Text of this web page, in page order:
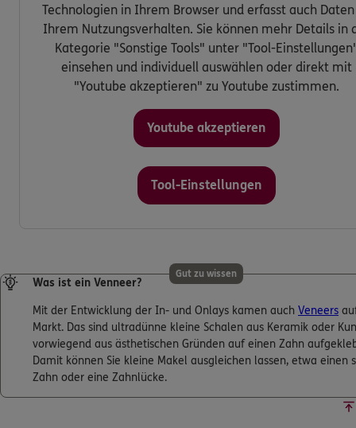
Technologien in Ihrem Browser und erfasst auch Daten
Ihrem Nutzungsverhalten. Sie können mehr Details in
Kategorie "Sonstige Tools" unter "Tool-
einsehen und individuell auswählen oder direkt mit
"Youtube akzeptieren" zu Youtube zustimmen.
Youtube akzeptieren
Tool-Einstellungen
Gut zu wissen
Was ist ein Venneer?
Mit der Entwicklung der In- und Onlays kamen auch Veneers
Markt. Das sind ultradünne kleine Schalen aus Keramik oder
vorwiegend aus ästhetischen Gründen auf einen Zahn
Damit können Sie kleine Makel ausgleichen lassen, etwa einen
Zahn oder eine Zahnlücke.